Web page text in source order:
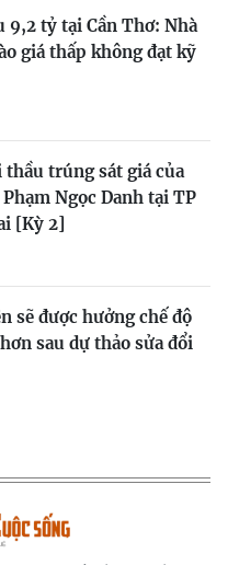
9,2 tỷ tại Cần Thơ: Nhà
giá thấp không đạt kỹ
thầu trúng sát giá của
Ngọc Danh tại TP
[Kỳ 2]
sẽ được hưởng chế độ
sau dự thảo sửa đổi